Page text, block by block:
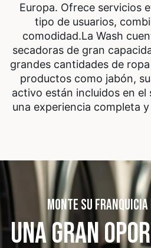
Europa. Ofrece servicios
tipo de usuarios,
comodidad.La Wash
secadoras de gran
grandes cantidades de
productos como jabón,
activo están incluidos en el
una experiencia completa
MONTE SU
UNA GRAN